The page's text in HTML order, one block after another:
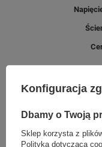
Klasa
Konfiguracja
Dbamy o Twoją
Sklep korzysta z
Polityką dotyczącą